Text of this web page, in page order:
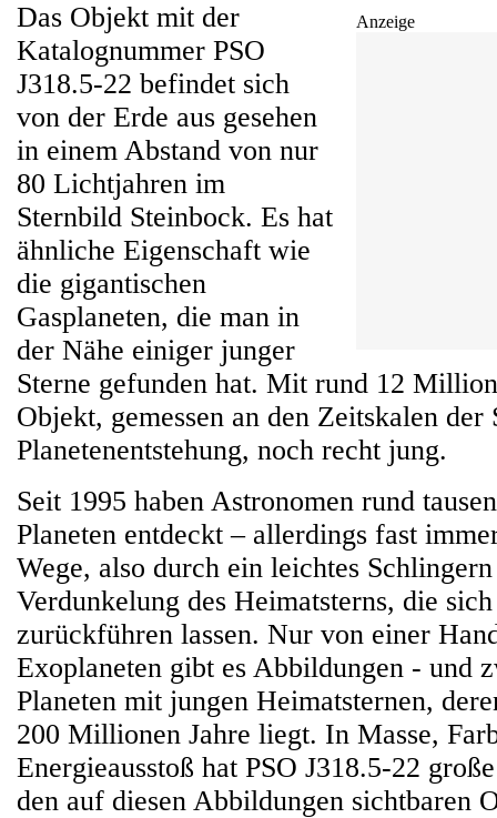
Anzeige
Das Objekt mit der
Katalognummer PSO
J318.5-22 befindet sich
von der Erde aus gesehen
in einem Abstand von nur
80 Lichtjahren im
Sternbild Steinbock. Es hat
ähnliche Eigenschaft wie
die gigantischen
Gasplaneten, die man in
der Nähe einiger junger
Sterne gefunden hat. Mit rund 12
Objekt, gemessen an den Zeitskalen der
Planetenentstehung, noch recht jung.
Seit 1995 haben Astronomen rund
Planeten entdeckt – allerdings fast
Wege, also durch ein leichtes
Verdunkelung des Heimatsterns, die
zurückführen lassen. Nur von einer
Exoplaneten gibt es Abbildungen - und
Planeten mit jungen Heimatsternen,
200 Millionen Jahre liegt. In Masse,
Energieausstoß hat PSO J318.5-22
den auf diesen Abbildungen sichtbaren